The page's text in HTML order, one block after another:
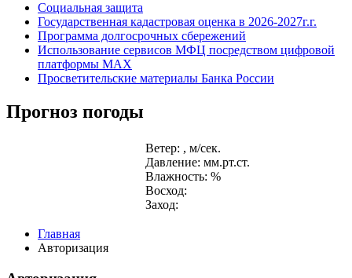
Социальная защита
Государственная кадастровая оценка в 2026-2027г.г.
Программа долгосрочных сбережений
Использование сервисов МФЦ посредством цифровой
платформы MAX
Просветительские материалы Банка России
Прогноз погоды
Ветер: , м/сек.
Давление: мм.рт.ст.
Влажность: %
Восход:
Заход:
Главная
Авторизация